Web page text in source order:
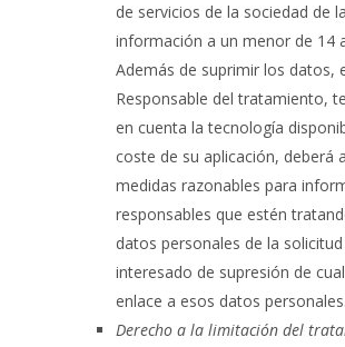
de servicios de la sociedad de la
información a un menor de 14
Además de suprimir los datos,
Responsable del tratamiento,
en cuenta la tecnología
coste de su aplicación, deberá
medidas razonables para
responsables que estén
datos personales de la
interesado de supresión de
enlace a esos datos personales.
Derecho a la limitación del